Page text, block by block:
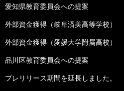
愛知県教育委員会への提案
外部資金獲得（岐阜済美高等学校）
外部資金獲得（愛媛大学附属高校）
品川区教育委員会への提案
プレリリース期間を延長しました。